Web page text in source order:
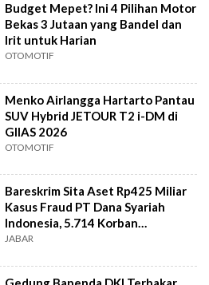
Budget Mepet? Ini 4 Pilihan Motor
Bekas 3 Jutaan yang Bandel dan
Irit untuk Harian
OTOMOTIF
Menko Airlangga Hartarto Pantau
SUV Hybrid JETOUR T2 i-DM di
GIIAS 2026
OTOMOTIF
Bareskrim Sita Aset Rp425 Miliar
Kasus Fraud PT Dana Syariah
Indonesia, 5.714 Korban
Terverifikasai
JABAR